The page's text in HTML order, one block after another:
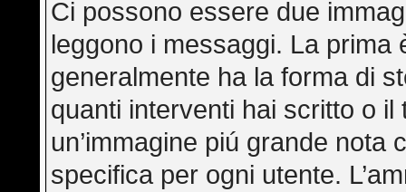
Ci possono essere due
leggono i messaggi. La prima
generalmente ha la forma di
quanti interventi hai scritto o
un’immagine piú grande
specifica per ogni utente.